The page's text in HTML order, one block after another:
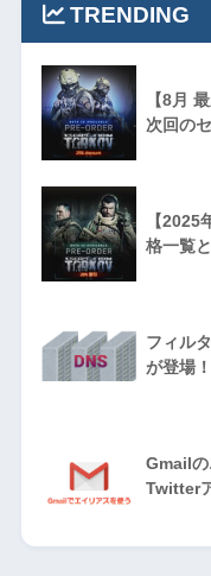
TRENDING
【8月
次回の
【
格一覧
フィル
が登場！
Gmailの
Twitter